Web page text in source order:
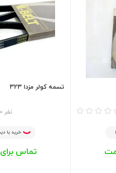
تسمه کولر مزدا 323
0 نفر
خرید با
تماس